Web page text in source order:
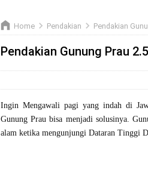
Home Pendakian Pendakian
Pendakian Gunung Prau
Ingin Mengawali pagi yang indah di
Gunung Prau bisa menjadi solusinya.
alam ketika mengunjungi Dataran Tinggi